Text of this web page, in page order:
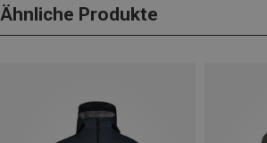
Ähnliche Produkte